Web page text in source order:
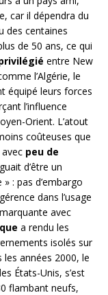
car il dépendra du
des centaines
de 50 ans, ce qui
entre New
l’Algérie, le
équipé leurs forces
l’influence
Orient. L’atout
coûteuses que
peu de
d’être un
: pas d’embargo
dans l’usage
avec
a rendu les
isolés sur
années 2000, le
États-Unis, s’est
flambant neufs,